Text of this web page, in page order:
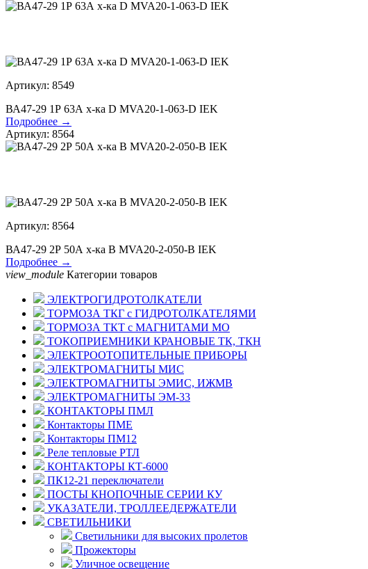
Артикул: 8549
ВА47-29 1Р 63А х-ка D MVA20-1-063-D IEK
Подробнее →
Артикул: 8564
Артикул: 8564
ВА47-29 2Р 50А х-ка В MVA20-2-050-B IEK
Подробнее →
view_module Категории товаров
ЭЛЕКТРОГИДРОТОЛКАТЕЛИ
ТОРМОЗА ТКГ с ГИДРОТОЛКАТЕЛЯМИ
ТОРМОЗА ТКТ с МАГНИТАМИ МО
ТОКОПРИЕМНИКИ КРАНОВЫЕ ТК, ТКН
ЭЛЕКТРООТОПИТЕЛЬНЫЕ ПРИБОРЫ
ЭЛЕКТРОМАГНИТЫ МИС
ЭЛЕКТРОМАГНИТЫ ЭМИС, ИЖМВ
ЭЛЕКТРОМАГНИТЫ ЭМ-33
КОНТАКТОРЫ ПМЛ
Контакторы ПМЕ
Контакторы ПМ12
Реле тепловые РТЛ
КОНТАКТОРЫ КТ-6000
ПК12-21 переключатели
ПОСТЫ КНОПОЧНЫЕ СЕРИИ КУ
УКАЗАТЕЛИ, ТРОЛЛЕЕДЕРЖАТЕЛИ
СВЕТИЛЬНИКИ
Светильники для высоких пролетов
Прожекторы
Уличное освещение